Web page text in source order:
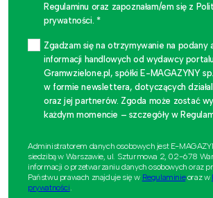
Regulaminu oraz zapoznałam/em się z
prywatności. *
Zgadzam się na otrzymywanie na podany
informacji handlowych od wydawcy portalu
Gramwzielone.pl, spółki E-MAGAZYNY
w formie newslettera, dotyczących
oraz jej partnerów. Zgoda może zostać
każdym momencie – szczegóły w
Administratorem danych osobowych jest E-
siedzibą w Warszawie, ul. Szturmowa 2, 02-678
informacji o przetwarzaniu danych osobowych oraz
Państwu prawach znajduje się w Regulaminieoraz w
prywatności.